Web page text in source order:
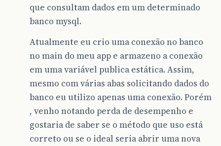
que consultam dados em um determinado
banco mysql.
Atualmente eu crio uma conexão no banco
no main do meu app e armazeno a conexão
em uma variável publica estática. Assim,
mesmo com várias abas solicitando dados do
banco eu utilizo apenas uma conexão. Porém
, venho notando perda de desempenho e
gostaria de saber se o método que uso está
correto ou se o ideal seria abrir uma nova